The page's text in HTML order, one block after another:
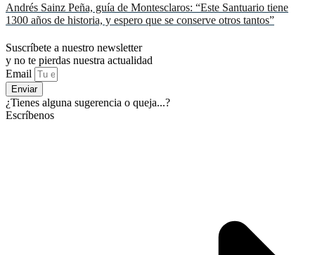
Andrés Sainz Peña, guía de Montesclaros: “Este Santuario tiene
1300 años de historia, y espero que se conserve otros tantos”
Suscríbete a nuestro newsletter
y no te pierdas nuestra actualidad
Email
Enviar
¿Tienes alguna sugerencia o queja...?
Escríbenos